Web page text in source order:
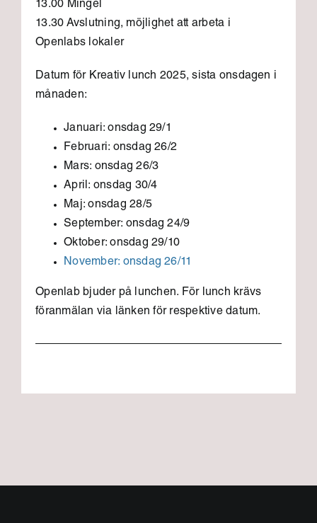
13.00 Mingel
13.30 Avslutning, möjlighet att arbeta i
Openlabs lokaler
Datum för Kreativ lunch 2025, sista onsdagen i
månaden:
Januari: onsdag 29/1
Februari: onsdag 26/2
Mars: onsdag 26/3
April: onsdag 30/4
Maj: onsdag 28/5
September: onsdag 24/9
Oktober: onsdag 29/10
November: onsdag 26/11
Openlab bjuder på lunchen. För lunch krävs
föranmälan via länken för respektive datum.